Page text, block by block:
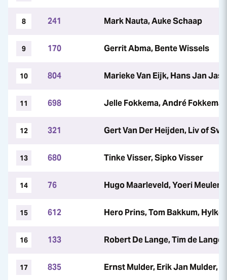
8 241 Mark Nauta, Auke Schaap
9 170 Gerrit Abma, Bente Wissels
10 804 Marieke Van Eijk, Hans Jan
11 698 Jelle Fokkema, André Fokkema
12 321 Gert Van Der Heijden, Liv of
13 680 Tinke Visser, Sipko Visser
14 76 Hugo Maarleveld, Yoeri
15 612 Hero Prins, Tom Bakkum, Hylke
16 133 Robert De Lange, Tim de Lange
17 835 Ernst Mulder, Erik Jan Mulder,